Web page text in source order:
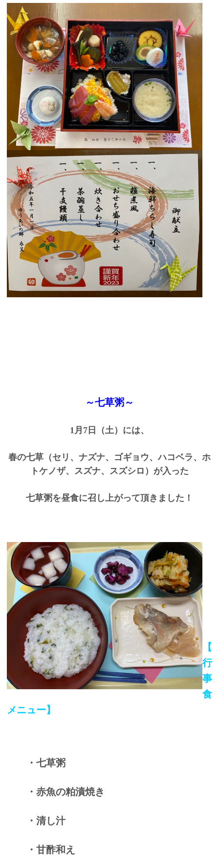
～七草粥～
1月7日（土）には、
春の七草（セリ、ナズナ、ゴギョウ、ハコベラ、ホ
トケノザ、スズナ、スズシロ）が入った
七草粥を昼食に召し上がって頂きました！
【
行
事
食
メニュー】
・七草粥
・赤魚の粕漬焼き
・清し汁
・甘酢和え